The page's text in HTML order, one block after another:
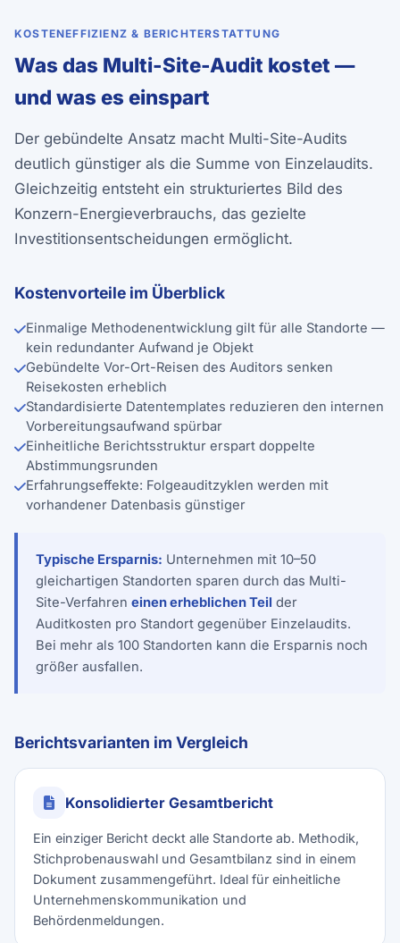
KOSTENEFFIZIENZ & BERICHTERSTATTUNG
Was das Multi-Site-Audit kostet —
und was es einspart
Der gebündelte Ansatz macht Multi-Site-Audits
deutlich günstiger als die Summe von Einzelaudits.
Gleichzeitig entsteht ein strukturiertes Bild des
Konzern-Energieverbrauchs, das gezielte
Investitionsentscheidungen ermöglicht.
Kostenvorteile im Überblick
Einmalige Methodenentwicklung gilt für alle Standorte —
kein redundanter Aufwand je Objekt
Gebündelte Vor-Ort-Reisen des Auditors senken
Reisekosten erheblich
Standardisierte Datentemplates reduzieren den internen
Vorbereitungsaufwand spürbar
Einheitliche Berichtsstruktur erspart doppelte
Abstimmungsrunden
Erfahrungseffekte: Folgeauditzyklen werden mit
vorhandener Datenbasis günstiger
Typische Ersparnis: Unternehmen mit 10–50
gleichartigen Standorten sparen durch das Multi-
Site-Verfahren einen erheblichen Teil der
Auditkosten pro Standort gegenüber Einzelaudits.
Bei mehr als 100 Standorten kann die Ersparnis noch
größer ausfallen.
Berichtsvarianten im Vergleich
Konsolidierter Gesamtbericht
Ein einziger Bericht deckt alle Standorte ab. Methodik,
Stichprobenauswahl und Gesamtbilanz sind in einem
Dokument zusammengeführt. Ideal für einheitliche
Unternehmenskommunikation und
Behördenmeldungen.